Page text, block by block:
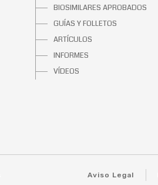
BIOSIMILARES APROBADOS
GUÍAS Y FOLLETOS
ARTÍCULOS
INFORMES
VÍDEOS
Aviso Legal